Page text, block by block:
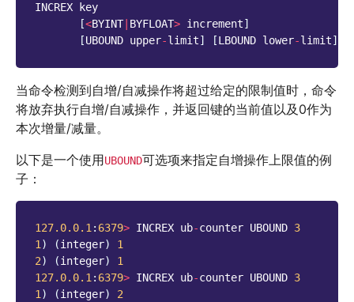
INCREX
key
[<BYINT| BYFLOAT> increment]
[UBOUND upper-limit] [LBOUND lower-limit]
当命令检测到自增/自减操作将超过给定的限制值时，命令
将放弃执行自增/自减操作，并返回键的当前值以及0作为
本次增量/减量。
以下是一个使用UBOUND可选项来指定自增操作上限值的例
子：
127.0.0.1: 6379> INCREX ub-counter UBOUND 3
1) (integer)
1
2) (integer)
1
127.0.0.1: 6379> INCREX ub-counter UBOUND 3
1) (integer)
2